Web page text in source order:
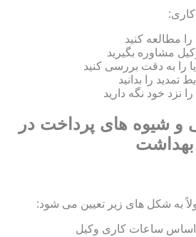
را مطالعه کنید
مشاوره بگیرید
را به دقت بررسی کنید
تمدید را بدانید
نزد خود نگه دارید
و شیوه های پرداخت در
به شکل های زیر تعیین می شود:
اساس ساعات کاری وکیل